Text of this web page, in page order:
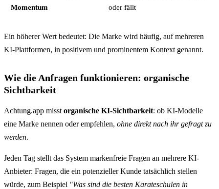
Momentum
oder fällt
Ein höherer Wert bedeutet: Die Marke wird häufig, auf mehreren
KI-Plattformen, in positivem und prominentem Kontext genannt.
Wie die Anfragen funktionieren: organische
Sichtbarkeit
Achtung.app misst organische KI-Sichtbarkeit: ob KI-Modelle
eine Marke nennen oder empfehlen, ohne direkt nach ihr gefragt zu
werden.
Jeden Tag stellt das System markenfreie Fragen an mehrere KI-
Anbieter: Fragen, die ein potenzieller Kunde tatsächlich stellen
würde, zum Beispiel "Was sind die besten Karateschulen in